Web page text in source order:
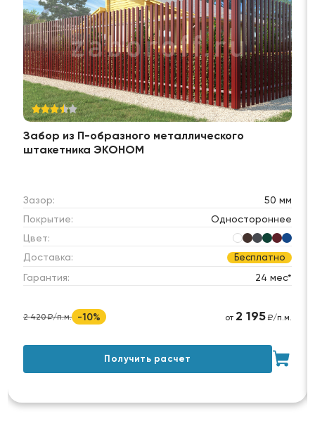
Забор из П-образного металлического
штакетника ЭКОНОМ
Зазор:
50 мм
Покрытие:
Одностороннее
Цвет:
Доставка:
Бесплатно
Гарантия: 24 мес*
2 420 ₽/п.м. -10% от 2 195₽/п.м.
Получить расчет